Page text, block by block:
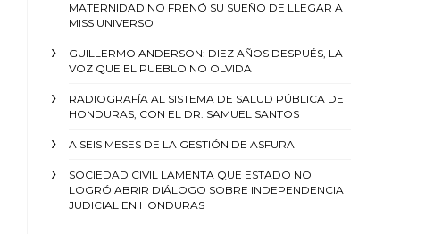
MATERNIDAD NO FRENÓ SU SUEÑO DE LLEGAR A
MISS UNIVERSO
GUILLERMO ANDERSON: DIEZ AÑOS DESPUÉS, LA
VOZ QUE EL PUEBLO NO OLVIDA
RADIOGRAFÍA AL SISTEMA DE SALUD PÚBLICA DE
HONDURAS, CON EL DR. SAMUEL SANTOS
A SEIS MESES DE LA GESTIÓN DE ASFURA
SOCIEDAD CIVIL LAMENTA QUE ESTADO NO
LOGRÓ ABRIR DIÁLOGO SOBRE INDEPENDENCIA
JUDICIAL EN HONDURAS